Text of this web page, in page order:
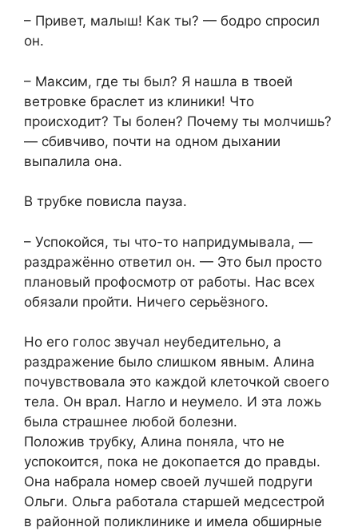
– Привет, малыш! Как ты? — бодро спросил
он.
– Максим, где ты был? Я нашла в твоей
ветровке браслет из клиники! Что
происходит? Ты болен? Почему ты молчишь?
— сбивчиво, почти на одном дыхании
выпалила она.
В трубке повисла пауза.
– Успокойся, ты что-то напридумывала, —
раздражённо ответил он. — Это был просто
плановый профосмотр от работы. Нас всех
обязали пройти. Ничего серьёзного.
Но его голос звучал неубедительно, а
раздражение было слишком явным. Алина
почувствовала это каждой клеточкой своего
тела. Он врал. Нагло и неумело. И эта ложь
была страшнее любой болезни.
Положив трубку, Алина поняла, что не
успокоится, пока не докопается до правды.
Она набрала номер своей лучшей подруги
Ольги. Ольга работала старшей медсестрой
в районной поликлинике и имела обширные